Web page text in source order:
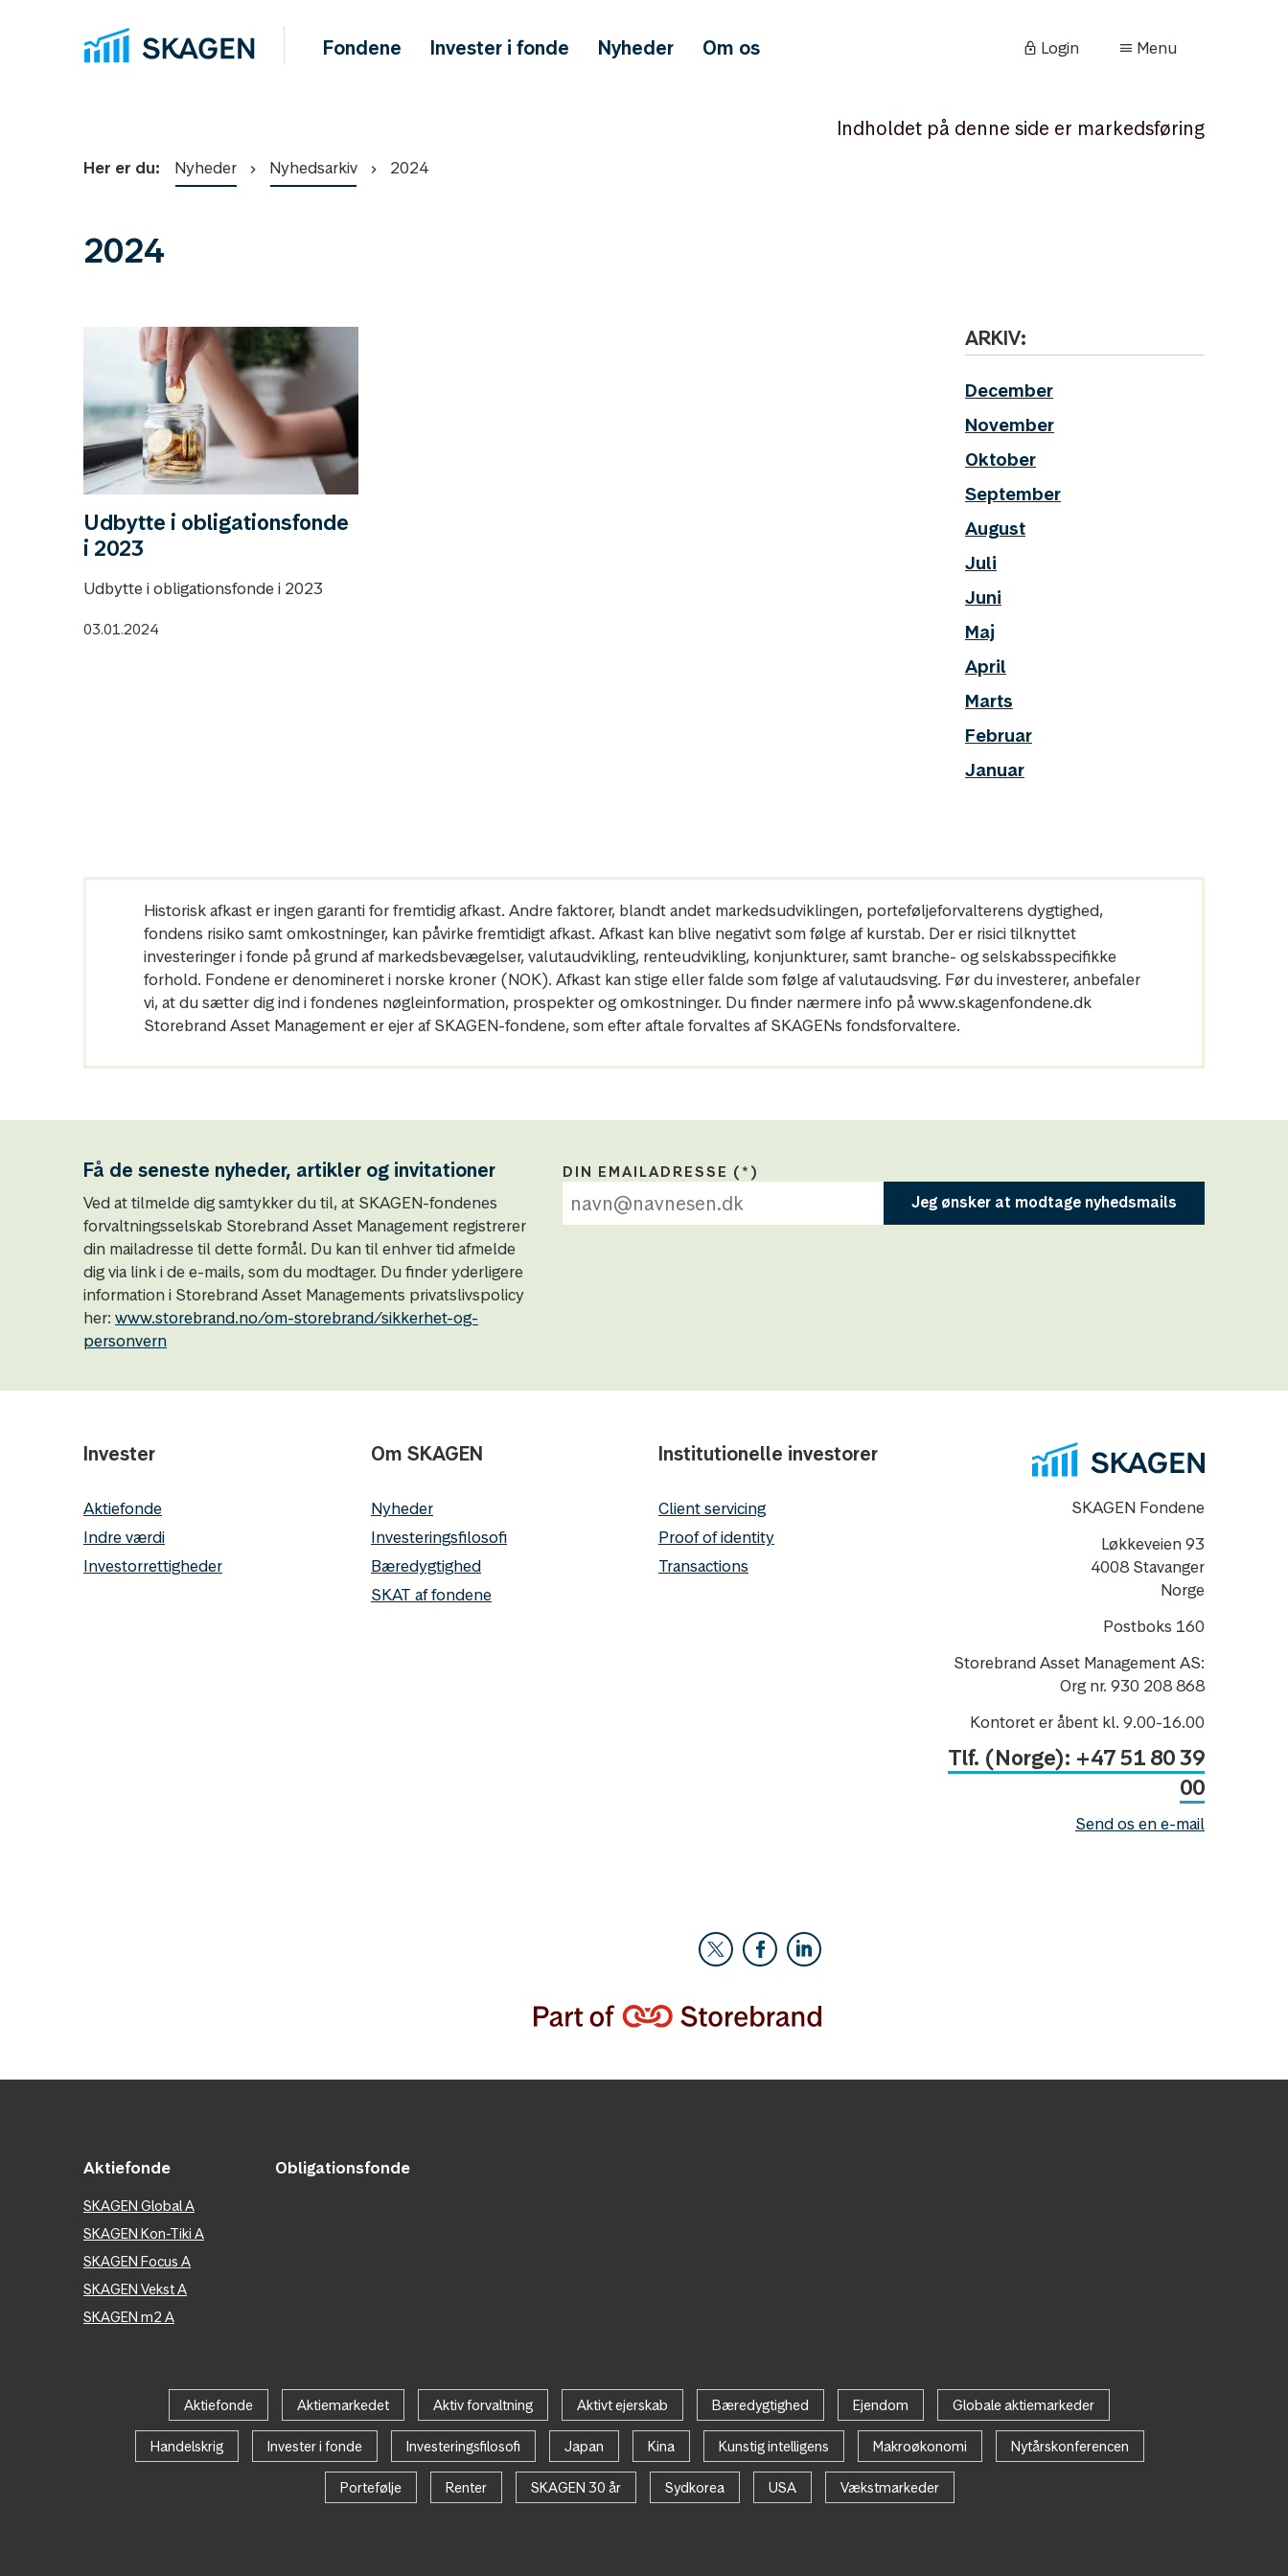
Fondene Invester i fonde Nyheder Om os Login Menu
Indholdet på denne side er markedsføring
Her er du: Nyheder Nyhedsarkiv 2024
2024
Udbytte i obligationsfonde
i 2023
Udbytte i obligationsfonde i 2023
03.01.2024
ARKIV:
December
November
Oktober
September
August
Juli
Juni
Maj
April
Marts
Februar
Januar
Historisk afkast er ingen garanti for fremtidig afkast. Andre faktorer, blandt andet markedsudviklingen, porteføljeforvalterens dygtighed,
fondens risiko samt omkostninger, kan påvirke fremtidigt afkast. Afkast kan blive negativt som følge af kurstab. Der er risici tilknyttet
investeringer i fonde på grund af markedsbevægelser, valutaudvikling, renteudvikling, konjunkturer, samt branche- og selskabsspecifikke
forhold. Fondene er denomineret i norske kroner (NOK). Afkast kan stige eller falde som følge af valutaudsving. Før du investerer, anbefaler
vi, at du sætter dig ind i fondenes nøgleinformation, prospekter og omkostninger. Du finder nærmere info på www.skagenfondene.dk
Storebrand Asset Management er ejer af SKAGEN-fondene, som efter aftale forvaltes af SKAGENs fondsforvaltere.
Få de seneste nyheder, artikler og invitationer
Ved at tilmelde dig samtykker du til, at SKAGEN-fondenes
forvaltningsselskab Storebrand Asset Management registrerer
din mailadresse til dette formål. Du kan til enhver tid afmelde
dig via link i de e-mails, som du modtager. Du finder yderligere
information i Storebrand Asset Managements privatslivspolicy
her: www.storebrand.no/om-storebrand/sikkerhet-og-
personvern
DIN EMAILADRESSE
Jeg ønsker at modtage nyhedsmails
Invester
Aktiefonde
Indre værdi
Investorrettigheder
Om SKAGEN
Nyheder
Investeringsfilosofi
Bæredygtighed
SKAT af fondene
Institutionelle investorer
Client servicing
Proof of identity
Transactions
SKAGEN Fondene
Løkkeveien 93
4008 Stavanger
Norge
Postboks 160
Storebrand Asset Management AS:
Org nr. 930 208 868
Kontoret er åbent kl. 9.00-16.00
Tlf. (Norge): +47 51 80 39
00
Send os en e-mail
Aktiefonde
SKAGEN Global A
SKAGEN Kon-Tiki A
SKAGEN Focus A
SKAGEN Vekst A
SKAGEN m2 A
Obligationsfonde
Aktiefonde Aktiemarkedet Aktiv forvaltning Aktivt ejerskab Bæredygtighed Ejendom Globale aktiemarkeder
Handelskrig Invester i fonde Investeringsfilosofi Japan Kina Kunstig intelligens Makroøkonomi Nytårskonferencen
Portefølje Renter SKAGEN 30 år Sydkorea USA Vækstmarkeder